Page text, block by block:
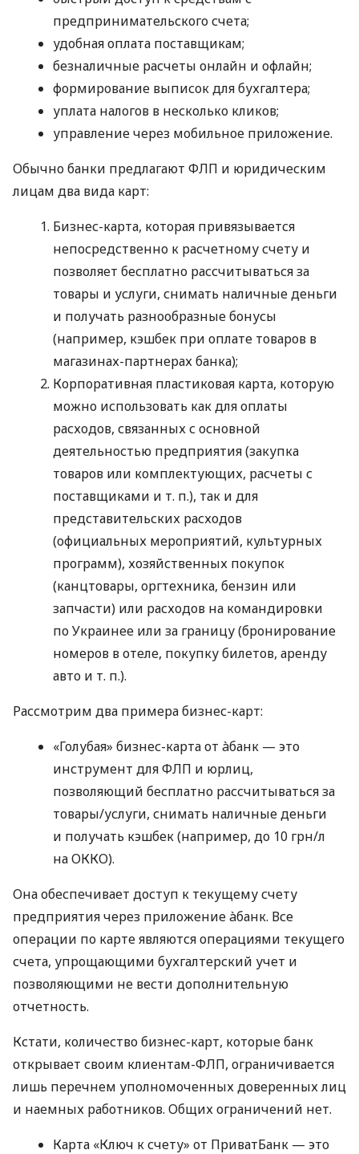
предпринимательского счета;
удобная оплата поставщикам;
безналичные расчеты онлайн и офлайн;
формирование выписок для бухгалтера;
уплата налогов в несколько кликов;
управление через мобильное приложение.
Обычно банки предлагают ФЛП и юридическим
лицам два вида карт:
Бизнес-карта, которая привязывается
непосредственно к расчетному счету и
позволяет бесплатно рассчитываться за
товары и услуги, снимать наличные деньги
и получать разнообразные бонусы
(например, кэшбек при оплате товаров в
магазинах-партнерах банка);
Корпоративная пластиковая карта, которую
можно использовать как для оплаты
расходов, связанных с основной
деятельностью предприятия (закупка
товаров или комплектующих, расчеты с
поставщиками и т. п.), так и для
представительских расходов
(официальных мероприятий, культурных
программ), хозяйственных покупок
(канцтовары, оргтехника, бензин или
запчасти) или расходов на командировки
по Украинее или за границу (бронирование
номеров в отеле, покупку билетов, аренду
авто и т. п.).
Рассмотрим два примера бизнес-карт:
«Голубая» бизнес-карта от àбанк — это
инструмент для ФЛП и юрлиц,
позволяющий бесплатно рассчитываться за
товары/услуги, снимать наличные деньги
и получать кэшбек (например, до 10 грн/л
на ОККО).
Она обеспечивает доступ к текущему счету
предприятия через приложение àбанк. Все
операции по карте являются операциями текущего
счета, упрощающими бухгалтерский учет и
позволяющими не вести дополнительную
отчетность.
Кстати, количество бизнес-карт, которые банк
открывает своим клиентам-ФЛП, ограничивается
лишь перечнем уполномоченных доверенных лиц
и наемных работников. Общих ограничений нет.
Карта «Ключ к счету» от ПриватБанк — это